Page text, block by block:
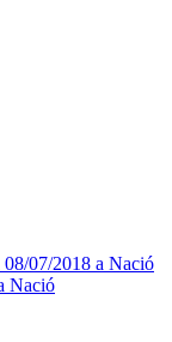
08/07/2018 a Nació
Nació